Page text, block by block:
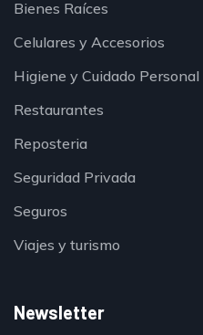
Bienes Raíces
Celulares y Accesorios
Higiene y Cuidado Personal
Restaurantes
Reposteria
Seguridad Privada
Seguros
Viajes y turismo
Newsletter